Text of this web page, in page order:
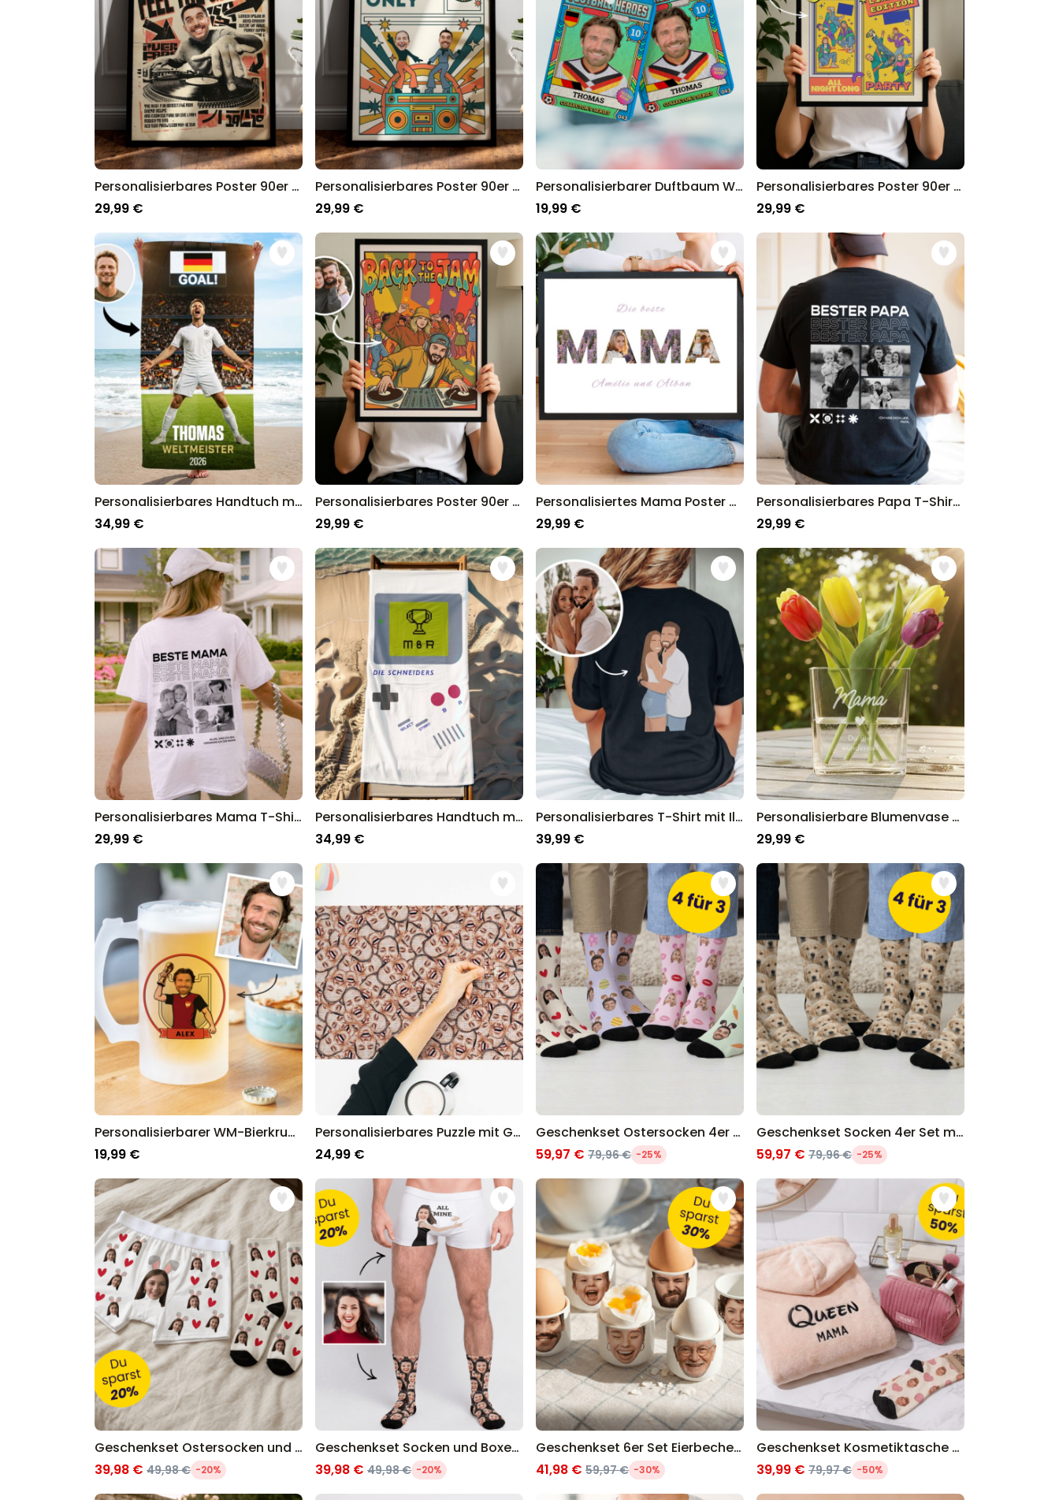
Personalisierbares Poster 90er DJ mit Foto
29,99 €
Personalisierbares Poster 90er Dance-Party mit Fotos und Text
29,99 €
Personalisierbarer Duftbaum WM Sammelsticker mit Foto
19,99 €
Personalisierbares Poster 90er Party mit Fotos und Text
29,99 €
Personalisierbares Handtuch mit KI-Torjubel
34,99 €
Personalisierbares Poster 90er Party – Du als DJ
29,99 €
Personalisiertes Mama Poster mit Buchstaben und Fotos
29,99 €
Personalisierbares Papa T-Shirt mit Schwarz Weiß Fotos und Text
29,99 €
Personalisierbares Mama T-Shirt mit Schwarz Weiß Fotos und Text
29,99 €
Personalisierbares Handtuch mit Spielkonsole und Text
34,99 €
Personalisierbares T-Shirt mit Illustration
39,99 €
Personalisierbare Blumenvase mit Text und Symbol
29,99 €
Personalisierbarer WM-Bierkrug mit Foto
19,99 €
Personalisierbares Puzzle mit Gesicht
24,99 €
Geschenkset Ostersocken 4er Set mit Gesicht und Hasenohren
59,97 € 79,96 € -25%
Geschenkset Socken 4er Set mit Gesicht
59,97 € 79,96 € -25%
Geschenkset Ostersocken und Boxershorts
39,98 € 49,98 € -20%
Geschenkset Socken und Boxershorts mit Gesicht
39,98 € 49,98 € -20%
Geschenkset 6er Set Eierbecher mit Gesicht
41,98 € 59,97 € -30%
Geschenkset Kosmetiktasche Bademantel und Socken
39,99 € 79,97 € -50%